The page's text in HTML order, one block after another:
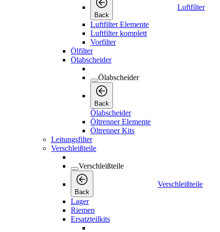
Back
Luftfilter
Luftfilter Elemente
Luftfilter komplett
Vorfilter
Ölfilter
Ölabscheider
Ölabscheider
Back
Ölabscheider
Öltrenner Elemente
Öltrenner Kits
Leitungsfilter
Verschleißteile
Verschleißteile
Back
Verschleißteile
Lager
Riemen
Ersatzteilkits